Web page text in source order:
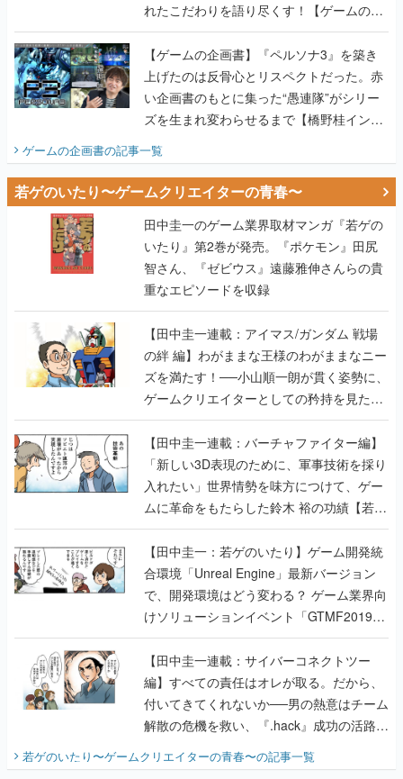
れたこだわりを語り尽くす！【ゲームの企
画書】
【ゲームの企画書】『ペルソナ3』を築き
上げたのは反骨心とリスペクトだった。赤
い企画書のもとに集った“愚連隊”がシリー
ズを生まれ変わらせるまで【橋野桂インタ
ビュー】
ゲームの企画書の記事一覧
若ゲのいたり〜ゲームクリエイターの青春〜
田中圭一のゲーム業界取材マンガ『若ゲの
いたり』第2巻が発売。『ポケモン』田尻
智さん、『ゼビウス』遠藤雅伸さんらの貴
重なエピソードを収録
【田中圭一連載：アイマス/ガンダム 戦場
の絆 編】わがままな王様のわがままなニー
ズを満たす！──小山順一朗が貫く姿勢に、
ゲームクリエイターとしての矜持を見た
【若ゲのいたり最終回】
【田中圭一連載：バーチャファイター編】
「新しい3D表現のために、軍事技術を採り
入れたい」世界情勢を味方につけて、ゲー
ムに革命をもたらした鈴木 裕の功績【若ゲ
のいたり】
【田中圭一：若ゲのいたり】ゲーム開発統
合環境「Unreal Engine」最新バージョン
で、開発環境はどう変わる？ ゲーム業界向
けソリューションイベント「GTMF2019」
に行って、より理解を深めよう【PR】
【田中圭一連載：サイバーコネクトツー
編】すべての責任はオレが取る。だから、
付いてきてくれないか──男の熱意はチーム
解散の危機を救い、『.hack』成功の活路を
開く。業界の快男児・松山 洋に流れる血は
『少年ジャンプ』色だった【若ゲのいた
若ゲのいたり〜ゲームクリエイターの青春〜の記事一覧